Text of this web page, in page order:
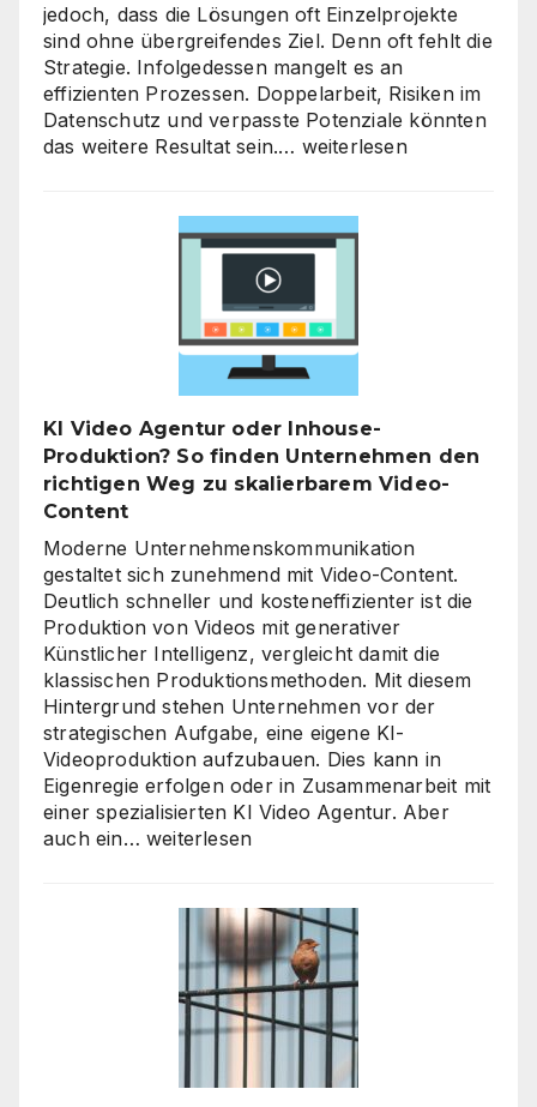
jedoch, dass die Lösungen oft Einzelprojekte
sind ohne übergreifendes Ziel. Denn oft fehlt die
Strategie. Infolgedessen mangelt es an
effizienten Prozessen. Doppelarbeit, Risiken im
Datenschutz und verpasste Potenziale könnten
das weitere Resultat sein.… KI-
den
Mittelstand:
jetzt
der
richtige
Zeitpunkt
eine
unternehmensweite
KI-
ist
weiterlesen
KI Video Agentur oder Inhouse-
Produktion? So finden Unternehmen den
richtigen Weg zu skalierbarem Video-
Content
Moderne Unternehmenskommunikation
gestaltet sich zunehmend mit Video-Content.
Deutlich schneller und kosteneffizienter ist die
Produktion von Videos mit generativer
Künstlicher Intelligenz, vergleicht damit die
klassischen Produktionsmethoden. Mit diesem
Hintergrund stehen Unternehmen vor der
strategischen Aufgabe, eine eigene KI-
Videoproduktion aufzubauen. Dies kann in
Eigenregie erfolgen oder in Zusammenarbeit mit
einer spezialisierten KI Video Agentur. Aber
auch ein… KI
oder
Inhouse-
Produktion?
finden
Unternehmen
weiterlesen